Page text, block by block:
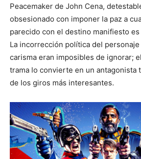
Peacemaker de John Cena,
obsesionado con imponer la paz a
parecido con el destino manifiesto
La incorrección política del
carisma eran imposibles de ignorar;
trama lo convierte en un antagonista
de los giros más interesantes.